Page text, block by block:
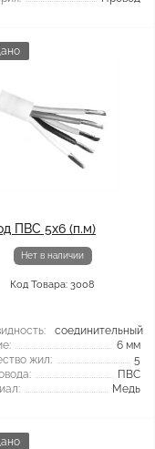
ПВС 5x6 (п.м)
Нет в наличии
Код Товара: 3008
соединительный
6 мм
жил:
5
ПВС
Медь